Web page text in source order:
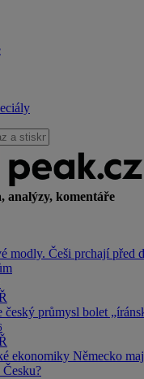
analýzy, komentáře
modly. Češi prchají před
český průmysl bolet
ekonomiky Německo